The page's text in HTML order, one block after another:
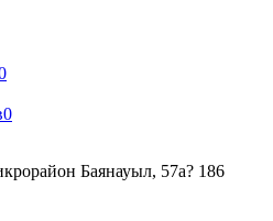
0
Баянауыл, 57а? ​186